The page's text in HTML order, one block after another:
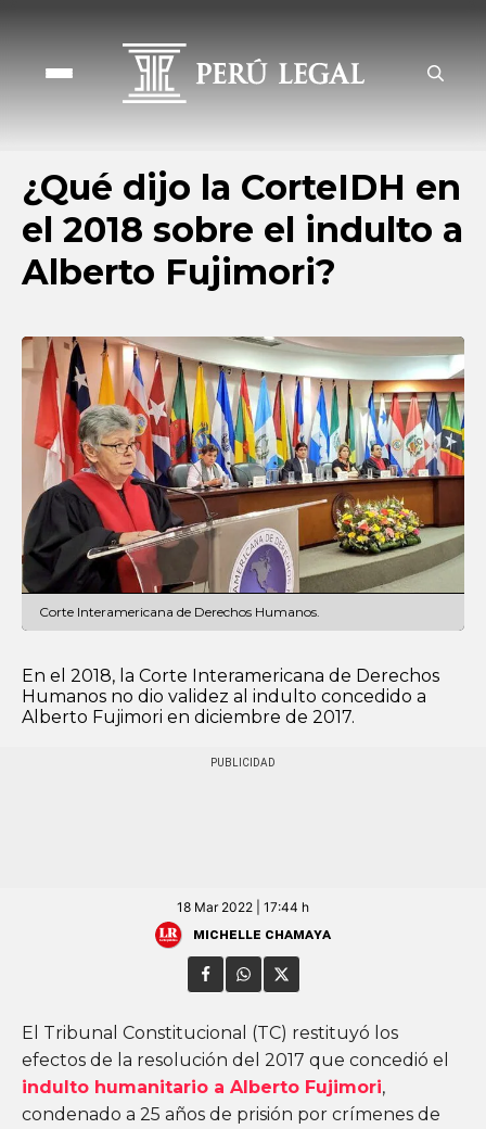
¿Qué dijo la CorteIDH en
el 2018 sobre el indulto a
Alberto Fujimori?
Corte Interamericana de Derechos Humanos.
En el 2018, la Corte Interamericana de Derechos
Humanos no dio validez al indulto concedido a
Alberto Fujimori en diciembre de 2017.
18 Mar 2022 | 17:44 h
Michelle Chamaya
El Tribunal Constitucional (TC) restituyó los
efectos de la resolución del 2017 que concedió el
indulto humanitario a Alberto Fujimori,
condenado a 25 años de prisión por crímenes de